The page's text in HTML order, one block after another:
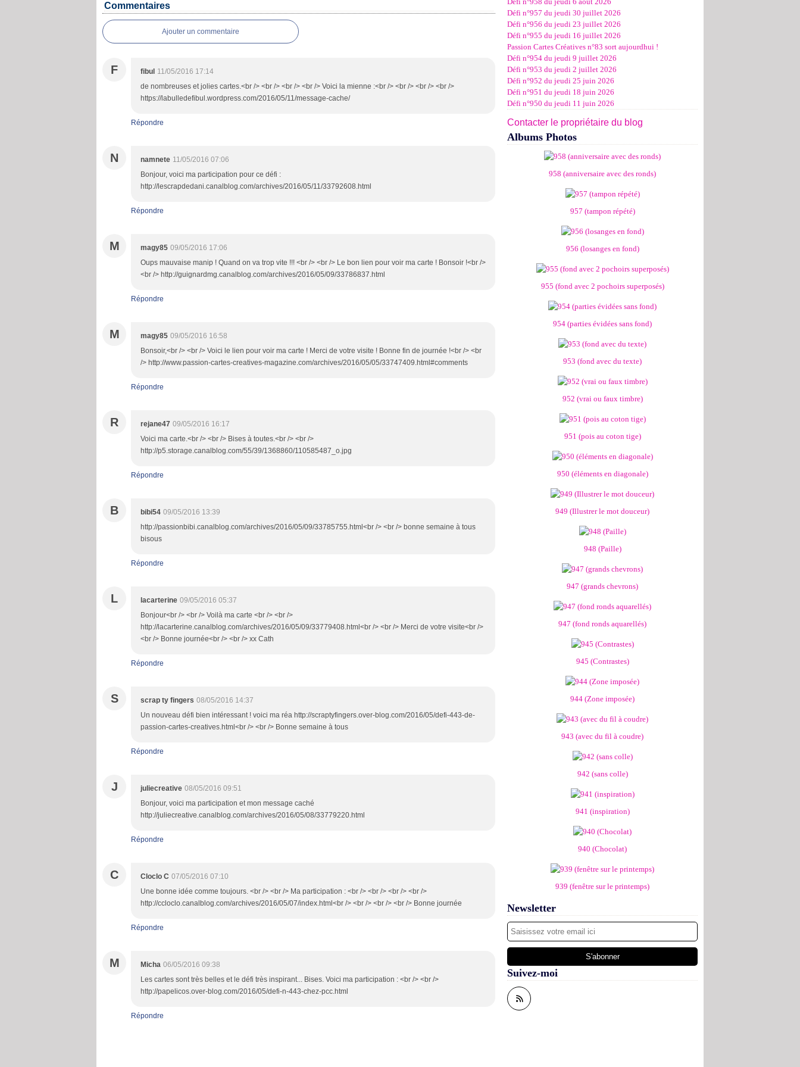
Commentaires
Ajouter un commentaire
F fibul 11/05/2016 17:14
de nombreuses et jolies cartes.<br /> <br /> <br /> <br /> Voici la mienne :<br /> <br /> <br /> <br />
https://labulledefibul.wordpress.com/2016/05/11/message-cache/
Répondre
N namnete 11/05/2016 07:06
Bonjour, voici ma participation pour ce défi :
http://lescrapdedani.canalblog.com/archives/2016/05/11/33792608.html
Répondre
M magy85 09/05/2016 17:06
Oups mauvaise manip ! Quand on va trop vite !!! <br /> <br /> Le bon lien pour voir ma carte ! Bonsoir !<br />
<br /> http://guignardmg.canalblog.com/archives/2016/05/09/33786837.html
Répondre
M magy85 09/05/2016 16:58
Bonsoir,<br /> <br /> Voici le lien pour voir ma carte ! Merci de votre visite ! Bonne fin de journée !<br /> <br
/> http://www.passion-cartes-creatives-magazine.com/archives/2016/05/05/33747409.html#comments
Répondre
R rejane47 09/05/2016 16:17
Voici ma carte.<br /> <br /> Bises à toutes.<br /> <br />
http://p5.storage.canalblog.com/55/39/1368860/110585487_o.jpg
Répondre
B bibi54 09/05/2016 13:39
http://passionbibi.canalblog.com/archives/2016/05/09/33785755.html<br /> <br /> bonne semaine à tous
bisous
Répondre
L lacarterine 09/05/2016 05:37
Bonjour<br /> <br /> Voilà ma carte <br /> <br />
http://lacarterine.canalblog.com/archives/2016/05/09/33779408.html<br /> <br /> Merci de votre visite<br />
<br /> Bonne journée<br /> <br /> xx Cath
Répondre
S scrap ty fingers 08/05/2016 14:37
Un nouveau défi bien intéressant ! voici ma réa http://scraptyfingers.over-blog.com/2016/05/defi-443-de-
passion-cartes-creatives.html<br /> <br /> Bonne semaine à tous
Répondre
J juliecreative 08/05/2016 09:51
Bonjour, voici ma participation et mon message caché
http://juliecreative.canalblog.com/archives/2016/05/08/33779220.html
Répondre
C Cloclo C 07/05/2016 07:10
Une bonne idée comme toujours. <br /> <br /> Ma participation : <br /> <br /> <br /> <br />
http://ccloclo.canalblog.com/archives/2016/05/07/index.html<br /> <br /> <br /> <br /> Bonne journée
Répondre
M Micha 06/05/2016 09:38
Les cartes sont très belles et le défi très inspirant... Bises. Voici ma participation : <br /> <br />
http://papelicos.over-blog.com/2016/05/defi-n-443-chez-pcc.html
Répondre
Janvier (4)
Février (8)
Janvier (6)
Mars(12)
Février (14)
Janvier (13)
Avril(19)
Mars(13)
Février (14)
Janvier (15)
Mai(11)
Avril(14)
Mars(16)
Février (14)
Janvier(18)
Juin(16)
Mai(19)
Avril(24)
Mars(16)
Février(15)
Janvier (19)
Juillet(17)
Juin(15)
Mai(19)
Avril(20)
Mars(8)
Février(17)
Janvier (15)
Défi n°957 du jeudi 30 juillet 2026
Défi n°956 du jeudi 23 juillet 2026
Défi n°955 du jeudi 16 juillet 2026
Passion Cartes Créatives n°83 sort aujourdhui !
Défi n°954 du jeudi 9 juillet 2026
Défi n°953 du jeudi 2 juillet 2026
Défi n°952 du jeudi 25 juin 2026
Défi n°951 du jeudi 18 juin 2026
Défi n°950 du jeudi 11 juin 2026
Contacter le propriétaire du blog
Albums Photos
958 (anniversaire avec des ronds)
957 (tampon répété)
956 (losanges en fond)
955 (fond avec 2 pochoirs superposés)
954 (parties évidées sans fond)
953 (fond avec du texte)
952 (vrai ou faux timbre)
951 (pois au coton tige)
950 (éléments en diagonale)
949 (Illustrer le mot douceur)
948 (Paille)
947 (grands chevrons)
947 (fond ronds aquarellés)
945 (Contrastes)
944 (Zone imposée)
943 (avec du fil à coudre)
942 (sans colle)
941 (inspiration)
940 (Chocolat)
939 (fenêtre sur le printemps)
Newsletter
Suivez-moi